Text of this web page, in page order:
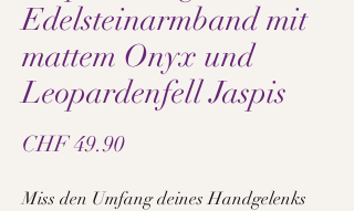
Edelsteinarmband mit
mattem Onyx und
Leopardenfell Jaspis
CHF 49.90Price
Miss den Umfang deines Handgelenks